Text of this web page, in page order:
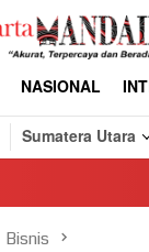
NASIONAL
Sumatera Utara
Bisnis